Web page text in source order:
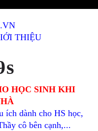
THIỆU
HỌC SINH KHI
ích dành cho HS học,
cô bên cạnh,...